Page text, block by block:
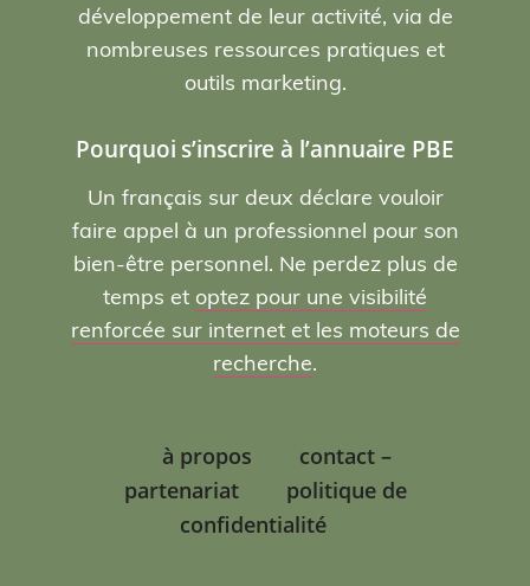
développement de leur activité, via de
nombreuses ressources pratiques et
outils marketing.
Pourquoi s’inscrire à l’annuaire PBE
Un français sur deux déclare vouloir
faire appel à un professionnel pour son
bien-être personnel. Ne perdez plus de
temps et optez pour une visibilité
renforcée sur internet et les moteurs de
recherche.
à propos
contact –
partenariat
politique de
confidentialité